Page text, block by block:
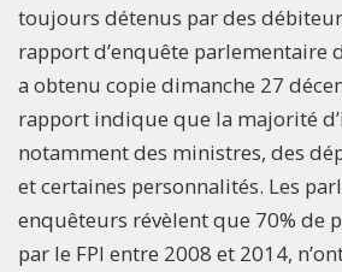
toujours détenus par des
rapport d’enquête parlementaire
a obtenu copie dimanche 27
rapport indique que la majorité
notamment des ministres, des
et certaines personnalités. Les
enquêteurs révèlent que 70% de
par le FPI entre 2008 et 2014,